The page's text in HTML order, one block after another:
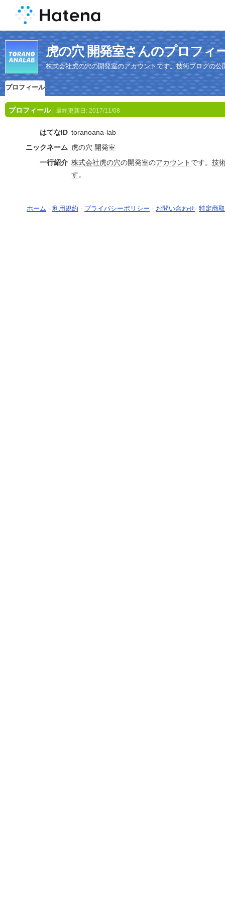
虎の穴 開発室さんのプロフィ
株式会社虎の穴の開発室のアカウントです。技術ブログの公
プロフィール
プロフィール 最終更新日: 2017/11/08
はてなID toranoana-lab
ニックネーム 虎の穴 開発室
一行紹介 株式会社虎の穴の開発室のアカウント です。 技
す。
ホーム - 利用規約 - プライバシーポリシー - お問い合わせ- 特定商